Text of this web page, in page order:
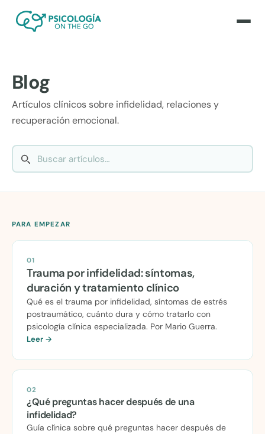
Blog
Artículos clínicos sobre infidelidad, relaciones y
recuperación emocional.
PARA EMPEZAR
01
Trauma por infidelidad: síntomas,
duración y tratamiento clínico
Qué es el trauma por infidelidad, síntomas de estrés
postraumático, cuánto dura y cómo tratarlo con
psicología clínica especializada. Por Mario Guerra.
Leer →
02
¿Qué preguntas hacer después de una
infidelidad?
Guía clínica sobre qué preguntas hacer después de